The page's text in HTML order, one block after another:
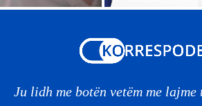
Ju lidh me botën vetëm me